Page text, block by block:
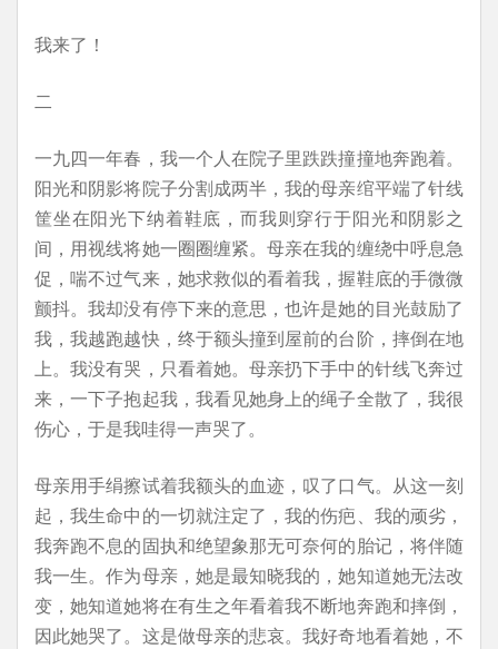
我来了！
二
一九四一年春，我一个人在院子里跌跌撞撞地奔跑着。
阳光和阴影将院子分割成两半，我的母亲绾平端了针线
筐坐在阳光下纳着鞋底，而我则穿行于阳光和阴影之
间，用视线将她一圈圈缠紧。母亲在我的缠绕中呼息急
促，喘不过气来，她求救似的看着我，握鞋底的手微微
颤抖。我却没有停下来的意思，也许是她的目光鼓励了
我，我越跑越快，终于额头撞到屋前的台阶，摔倒在地
上。我没有哭，只看着她。母亲扔下手中的针线飞奔过
来，一下子抱起我，我看见她身上的绳子全散了，我很
伤心，于是我哇得一声哭了。
母亲用手绢擦试着我额头的血迹，叹了口气。从这一刻
起，我生命中的一切就注定了，我的伤疤、我的顽劣，
我奔跑不息的固执和绝望象那无可奈何的胎记，将伴随
我一生。作为母亲，她是最知晓我的，她知道她无法改
变，她知道她将在有生之年看着我不断地奔跑和摔倒，
因此她哭了。这是做母亲的悲哀。我好奇地看着她，不